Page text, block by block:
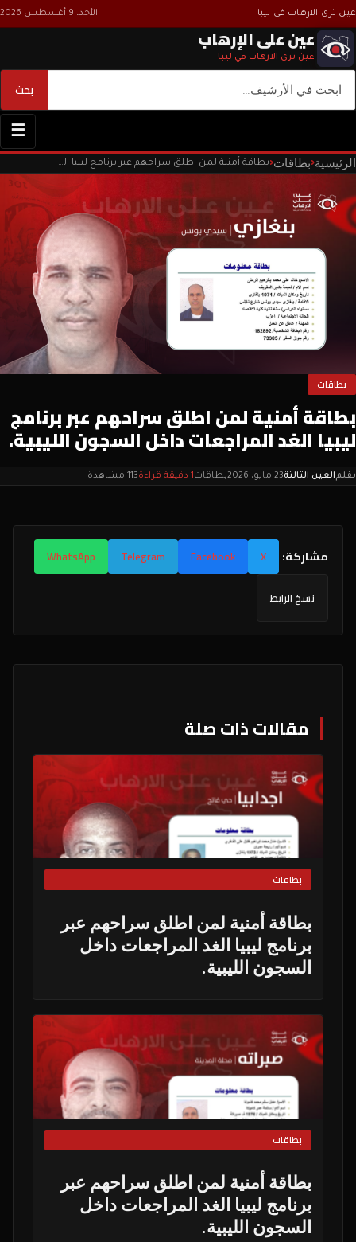
عين ترى الارهاب في ليبا الأحد، 9 أغسطس 2026
عين على الإرهاب
عين ترى الارهاب في ليبا
بحث
☰
الرئيسية‹بطاقات‹ بطاقة أمنية لمن اطلق سراحهم عبر برنامج ليبيا الغد المراجعات داخل السجون الليبية.
بطاقات
بطاقة أمنية لمن اطلق سراحهم عبر برنامج
ليبيا الغد المراجعات داخل السجون الليبية.
بقلمالعين الثالثة23 مايو، 2026 بطاقات1 دقيقة قراءة 113 مشاهدة
مشاركة: X
Facebook
Telegram
WhatsApp
نسخ الرابط
مقالات ذات صلة
بطاقات
بطاقة أمنية لمن اطلق سراحهم عبر
برنامج ليبيا الغد المراجعات داخل
السجون الليبية.
بطاقات
بطاقة أمنية لمن اطلق سراحهم عبر
برنامج ليبيا الغد المراجعات داخل
السجون الليبية.